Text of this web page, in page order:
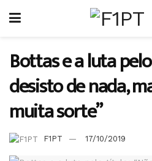
Bottas e a luta
desisto de nada,
muita sorte”
F1PT 17/10/2019